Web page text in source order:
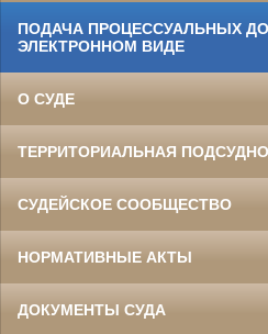
ПОДАЧА ПРОЦЕССУАЛЬНЫХ
ЭЛЕКТРОННОМ ВИДЕ
О СУДЕ
ТЕРРИТОРИАЛЬНАЯ
СУДЕЙСКОЕ СООБЩЕСТВО
НОРМАТИВНЫЕ АКТЫ
ДОКУМЕНТЫ СУДА